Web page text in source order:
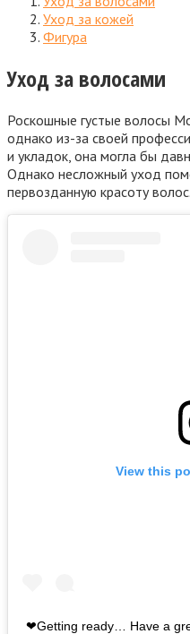
Уход за кожей
Фигура
Уход за волосами
Роскошные густые волосы
однако из-за своей
и укладок, она могла бы
Однако несложный уход
первозданную красоту волос.
View this
❤Getting ready… Have a